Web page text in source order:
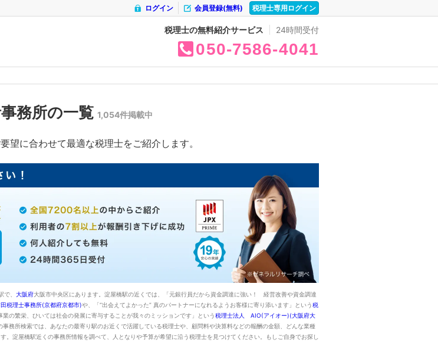
税理士専用ログイン
会員登録(無料)
ログイン
税理士の無料紹介サービス 24時間受付
050 7586 4041
務所の一覧 1,054件掲載中
望に合わせて最適な税理士をご紹介します。
、 大阪府大阪市中央区にあります。淀屋橋駅の近くでは、「元銀行員だから資金調達に強い！ 経営改善や資金調達
税理士事務所(京都府京都市)や、「“出会えてよかった” 真のパートナーになれるようお客様に寄り添います」という税
の繁栄、ひいては社会の発展に寄与することが我々のミッションです」という税理士法人 AIO(アイオー)(大阪府大
務所検索では、あなたの最寄り駅のお近くで活躍している税理士や、顧問料や決算料などの報酬の金額、どんな業種
淀屋橋駅近くの事務所情報を調べて、人となりや予算が希望に沿う税理士を見つけてください。もしご自身でお探し